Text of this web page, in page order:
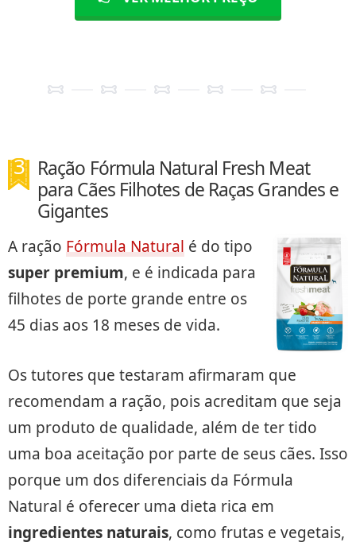
Ração Fórmula Natural Fresh Meat
para Cães Filhotes de Raças Grandes e
Gigantes
A ração Fórmula Natural é do tipo
super premium, e é indicada para
filhotes de porte grande entre os
45 dias aos 18 meses de vida.
Os tutores que testaram afirmaram que
recomendam a ração, pois acreditam que seja
um produto de qualidade, além de ter tido
uma boa aceitação por parte de seus cães. Isso
porque um dos diferenciais da Fórmula
Natural é oferecer uma dieta rica em
ingredientes naturais, como frutas e vegetais,